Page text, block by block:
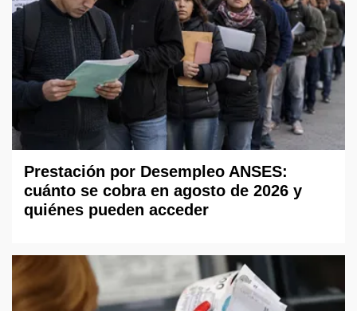
Prestación por Desempleo ANSES:
cuánto se cobra en agosto de 2026 y
quiénes pueden acceder